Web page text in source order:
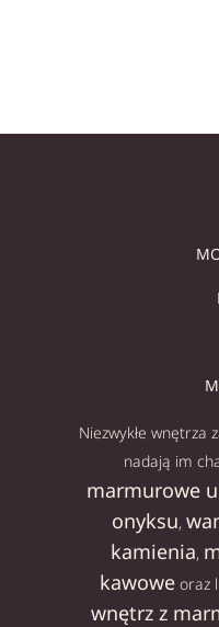
Niezwykłe wnętrza
nadają im
marmurowe
onyksu,
kamienia,
kawoweoraz
wnętrz z